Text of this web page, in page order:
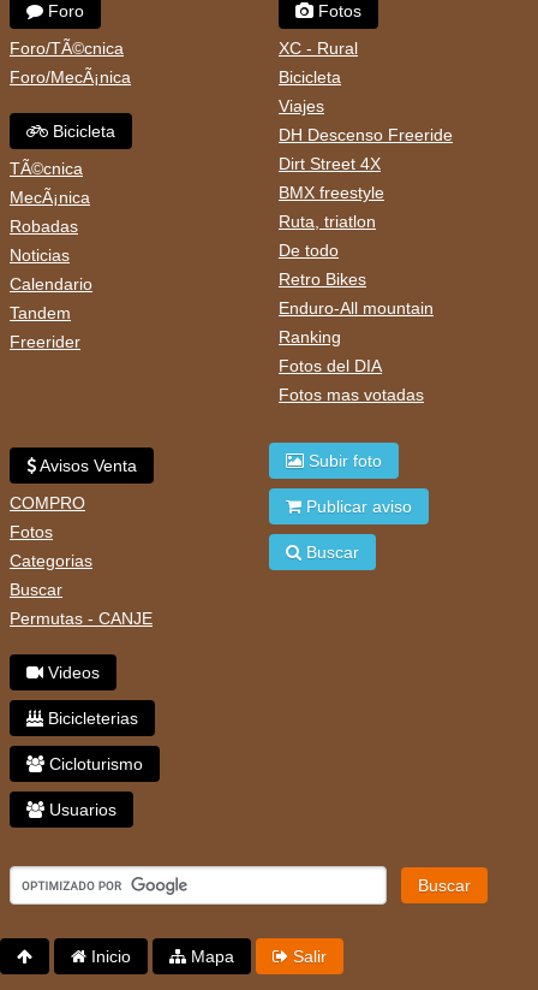
Foro
Foro/TÃ©cnica
Foro/MecÃ¡nica
Bicicleta
TÃ©cnica
MecÃ¡nica
Robadas
Noticias
Calendario
Tandem
Freerider
Fotos
XC - Rural
Bicicleta
Viajes
DH Descenso Freeride
Dirt Street 4X
BMX freestyle
Ruta, triatlon
De todo
Retro Bikes
Enduro-All mountain
Ranking
Fotos del DIA
Fotos mas votadas
Avisos Venta
COMPRO
Fotos
Categorias
Buscar
Permutas - CANJE
Videos
Bicicleterias
Cicloturismo
Usuarios
Subir foto
Publicar aviso
Buscar
Buscar
Inicio Mapa Salir